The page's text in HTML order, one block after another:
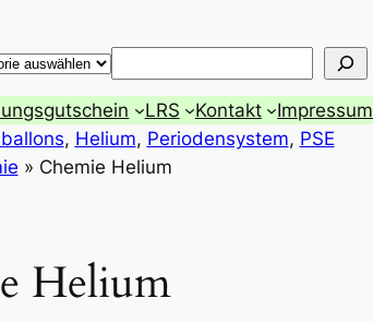
Suchen
LRS Kontakt
Impressum
, Helium, Periodensystem, PSE
» Chemie Helium
Helium